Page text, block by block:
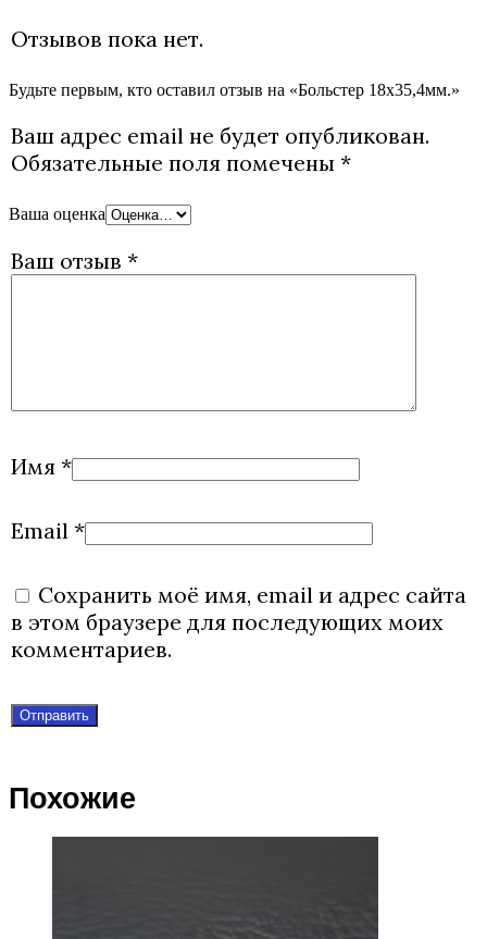
Отзывов пока нет.
Будьте первым, кто оставил отзыв на «Больстер 18х35,4мм.»
Ваш адрес email не будет опубликован.
Обязательные поля помечены *
Ваша оценка
Ваш отзыв *
Имя *
Email *
Сохранить моё имя, email и адрес сайта
в этом браузере для последующих моих
комментариев.
Похожие